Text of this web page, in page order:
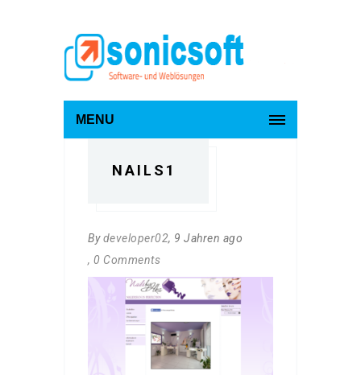
MENU
NAILS1
By developer02, 9 Jahren ago
, 0 Comments